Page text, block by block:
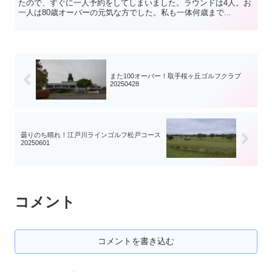
たので、すぐに一人予約をしてしまいました。ラウンドは4人。お
一人は80歳オーバーの元気な方でした。私も一体何歳まで...
また100オーバー！取手桜ヶ丘ゴルフクラブ
20250428
曇りのち晴れ！江戸川ラインゴルフ松戸コース
20250601
コメント
コメントを書き込む